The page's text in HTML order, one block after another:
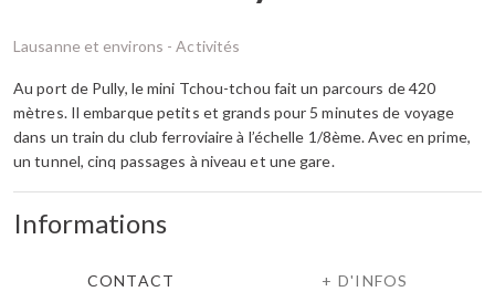
Lausanne et environs -Activités
Au port de Pully, le mini Tchou-tchou fait un parcours de 420
mètres. Il embarque petits et grands pour 5 minutes de voyage
dans un train du club ferroviaire à l’échelle 1/8ème. Avec en prime,
un tunnel, cinq passages à niveau et une gare.
Informations
CONTACT + D'INFOS